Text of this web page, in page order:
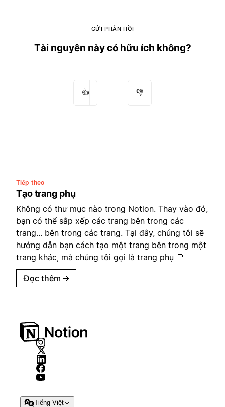
GỬI PHẢN HỒI
Tài nguyên này có hữu ích không?
👍 👎
Tiếp theo
Tạo trang phụ
Không có thư mục nào trong Notion. Thay vào đó,
bạn có thể sắp xếp các trang bên trong các
trang... bên trong các trang. Tại đây, chúng tôi sẽ
hướng dẫn bạn cách tạo một trang bên trong một
trang khác, mà chúng tôi gọi là trang phụ 📑
Đọc thêm →
Tiếng Việt